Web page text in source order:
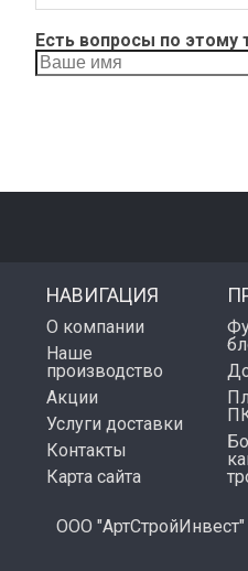
Есть вопросы по этому
НАВИГАЦИЯ
О компании
Наше
производство
Акции
Услуги доставки
Контакты
Карта сайта
ООО "АртСтройИнвест"